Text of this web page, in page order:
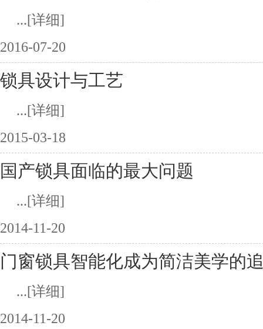
...[详细]
2016-07-20
锁具设计与工艺
...[详细]
2015-03-18
国产锁具面临的最大问题
...[详细]
2014-11-20
门窗锁具智能化成为简洁美学的
...[详细]
2014-11-20